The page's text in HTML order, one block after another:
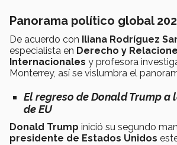
Panorama político global
De acuerdo con Iliana Rodríguez
especialista en Derecho y
Internacionales y profesora
Monterrey, así se vislumbra el
El regreso de Donald Trump a
de EU
Donald Trump inició su segundo
presidente de Estados Unidos